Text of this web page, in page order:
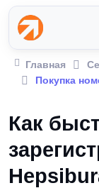
Главная
Покупка
Как